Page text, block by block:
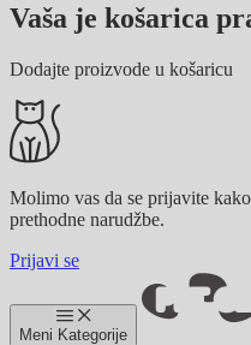
Vaša je košarica
Dodajte proizvode u košaricu
Molimo vas da se prijavite
prethodne narudžbe.
Prijavi se
Meni Kategorije